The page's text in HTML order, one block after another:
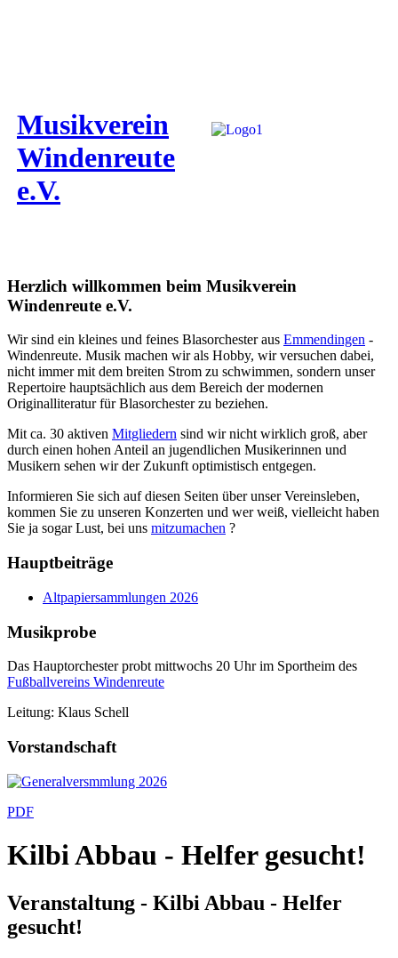
Musikverein
Windenreute
e.V.
Herzlich willkommen beim Musikverein
Windenreute e.V.
Wir sind ein kleines und feines Blasorchester aus Emmendingen -
Windenreute. Musik machen wir als Hobby, wir versuchen dabei,
nicht immer mit dem breiten Strom zu schwimmen, sondern unser
Repertoire hauptsächlich aus dem Bereich der modernen
Originalliteratur für Blasorchester zu beziehen.
Mit ca. 30 aktiven Mitgliedern sind wir nicht wirklich groß, aber
durch einen hohen Anteil an jugendlichen Musikerinnen und
Musikern sehen wir der Zukunft optimistisch entgegen.
Informieren Sie sich auf diesen Seiten über unser Vereinsleben,
kommen Sie zu unseren Konzerten und wer weiß, vielleicht haben
Sie ja sogar Lust, bei uns mitzumachen ?
Hauptbeiträge
Altpapiersammlungen 2026
Musikprobe
Das Hauptorchester probt mittwochs 20 Uhr im Sportheim des
Fußballvereins Windenreute
Leitung: Klaus Schell
Vorstandschaft
PDF
Kilbi Abbau - Helfer gesucht!
Veranstaltung - Kilbi Abbau - Helfer
gesucht!